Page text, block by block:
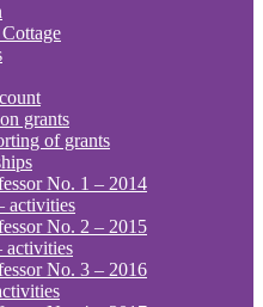
grants
of grants
No. 1 – 2014
activities
No. 2 – 2015
activities
No. 3 – 2016